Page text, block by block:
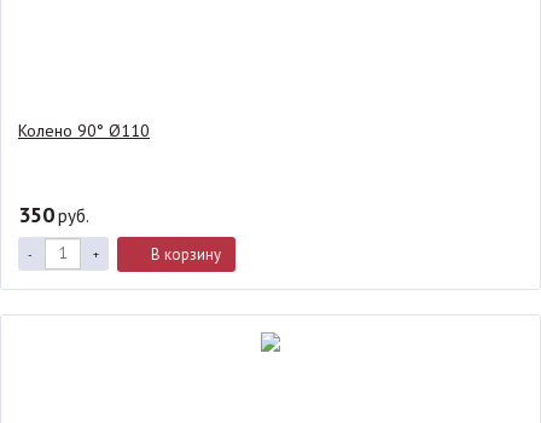
Колено 90° Ø110
350руб.
- + В корзину